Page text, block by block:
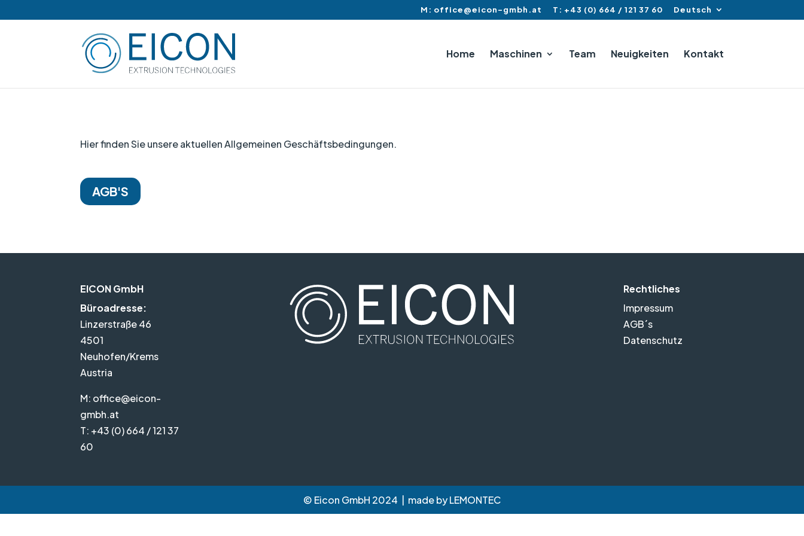
M: office@eicon-gmbh.at T: +43 (0) 664 / 121 37 60 Deutsch
Home Maschinen Team Neuigkeiten Kontakt
Hier finden Sie unsere aktuellen Allgemeinen Geschäftsbedingungen.
AGB'S
EICON GmbH
Büroadresse:
Linzerstraße 46
4501
Neuhofen/Krems
Austria
M: office@eicon-
gmbh.at
T: +43 (0) 664 / 121 37
60
Rechtliches
Impressum
AGB´s
Datenschutz
© Eicon GmbH 2024 | made byLEMONTEC